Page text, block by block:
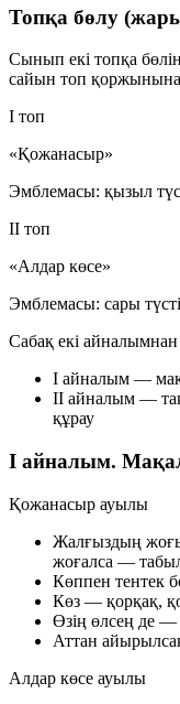
Топқа бөлу
Сынып екі топқа
сайын топ
I топ
«Қожанасыр»
Эмблемасы: қызыл
II топ
«Алдар көсе»
Эмблемасы: сары
Сабақ екі
I айналым —
II айналым —
құрау
I айналым.
Қожанасыр ауылы
Жалғыздың
жоғалса —
Көппен тентек
Көз — қорқақ,
Өзің өлсең де
Аттан
Алдар көсе ауылы